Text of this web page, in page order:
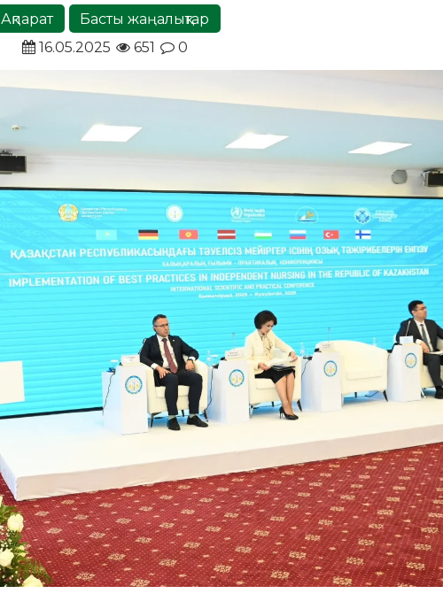
Ақпарат
Басты жаңалықтар
16.05.2025
651 0